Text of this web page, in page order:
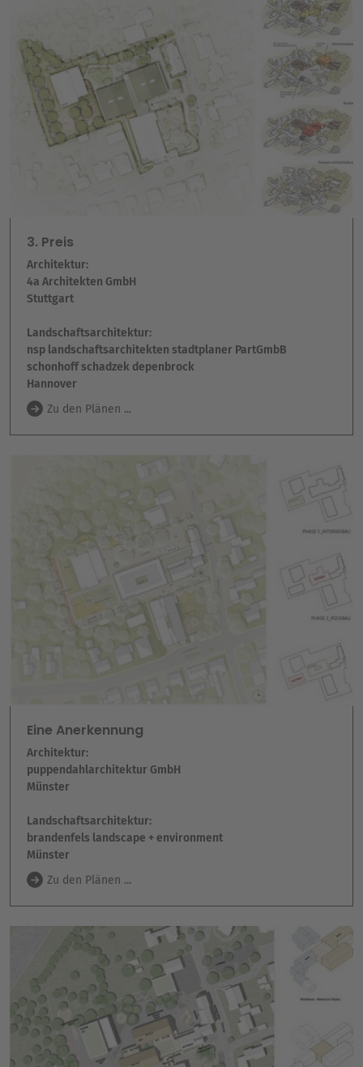
3. Preis
Architektur:
4a Architekten GmbH
Stuttgart
Landschaftsarchitektur:
nsp landschaftsarchitekten stadtplaner PartGmbB
schonhoff schadzek depenbrock
Hannover
Zu den Plänen ...
Eine Anerkennung
Architektur:
puppendahlarchitektur GmbH
Münster
Landschaftsarchitektur:
brandenfels landscape + environment
Münster
Zu den Plänen ...